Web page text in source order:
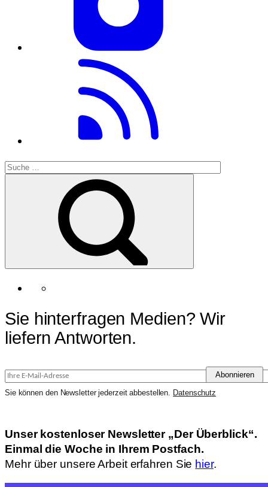
Sie hinterfragen Medien? Wir
liefern Antworten.
Abonnieren
Sie können den Newsletter jederzeit abbestellen. Datenschutz
Unser kostenloser Newsletter „Der Überblick“.
Einmal die Woche in Ihrem Postfach.
Mehr über unsere Arbeit erfahren Sie hier.